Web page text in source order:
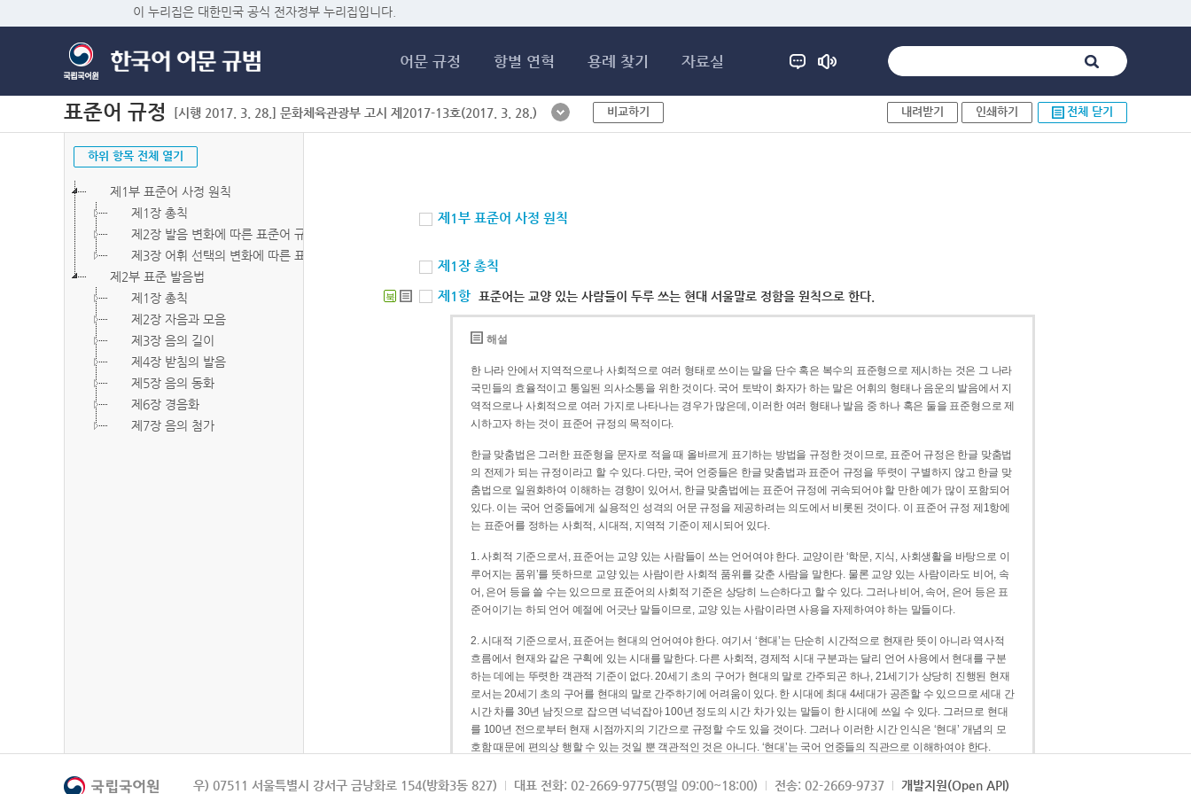
이 누리집은 대한민국 공식 전자정부 누리집입니다.
어문 규정 항별 연혁 용례 찾기 자료실
표준어 규정 [시행 2017. 3. 28.] 문화체육관광부 고시 제2017-13호(2017. 3. 28.) 비교하기 내려받기 인쇄하기 전체 닫기
하위 항목 전체 열기
제1부 표준어 사정 원칙
제1장 총칙
제2장 발음 변화에 따른 표준어 규정
제3장 어휘 선택의 변화에 따른 표준어 규정
제2부 표준 발음법
제1장 총칙
제2장 자음과 모음
제3장 음의 길이
제4장 받침의 발음
제5장 음의 동화
제6장 경음화
제7장 음의 첨가
제1부 표준어 사정 원칙
제1장 총칙
북 제1항 표준어는 교양 있는 사람들이 두루 쓰는 현대 서울말로 정함을 원칙으로 한다.
해설
한 나라 안에서 지역적으로나 사회적으로 여러 형태로 쓰이는 말을 단수 혹은 복수의 표준형으로 제시하는 것은 그 나라
국민들의 효율적이고 통일된 의사소통을 위한 것이다. 국어 토박이 화자가 하는 말은 어휘의 형태나 음운의 발음에서 지
역적으로나 사회적으로 여러 가지로 나타나는 경우가 많은데, 이러한 여러 형태나 발음 중 하나 혹은 둘을 표준형으로 제
시하고자 하는 것이 표준어 규정의 목적이다.
한글 맞춤법은 그러한 표준형을 문자로 적을 때 올바르게 표기하는 방법을 규정한 것이므로, 표준어 규정은 한글 맞춤법
의 전제가 되는 규정이라고 할 수 있다. 다만, 국어 언중들은 한글 맞춤법과 표준어 규정을 뚜렷이 구별하지 않고 한글 맞
춤법으로 일원화하여 이해하는 경향이 있어서, 한글 맞춤법에는 표준어 규정에 귀속되어야 할 만한 예가 많이 포함되어
있다. 이는 국어 언중들에게 실용적인 성격의 어문 규정을 제공하려는 의도에서 비롯된 것이다. 이 표준어 규정 제1항에
는 표준어를 정하는 사회적, 시대적, 지역적 기준이 제시되어 있다.
1. 사회적 기준으로서, 표준어는 교양 있는 사람들이 쓰는 언어여야 한다. 교양이란 ‘학문, 지식, 사회생활을 바탕으로 이
루어지는 품위’를 뜻하므로 교양 있는 사람이란 사회적 품위를 갖춘 사람을 말한다. 물론 교양 있는 사람이라도 비어, 속
어, 은어 등을 쓸 수는 있으므로 표준어의 사회적 기준은 상당히 느슨하다고 할 수 있다. 그러나 비어, 속어, 은어 등은 표
준어이기는 하되 언어 예절에 어긋난 말들이므로, 교양 있는 사람이라면 사용을 자제하여야 하는 말들이다.
2. 시대적 기준으로서, 표준어는 현대의 언어여야 한다. 여기서 ‘현대’는 단순히 시간적으로 현재란 뜻이 아니라 역사적
흐름에서 현재와 같은 구획에 있는 시대를 말한다. 다른 사회적, 경제적 시대 구분과는 달리 언어 사용에서 현대를 구분
하는 데에는 뚜렷한 객관적 기준이 없다. 20세기 초의 구어가 현대의 말로 간주되곤 하나, 21세기가 상당히 진행된 현재
로서는 20세기 초의 구어를 현대의 말로 간주하기에 어려움이 있다. 한 시대에 최대 4세대가 공존할 수 있으므로 세대 간
시간 차를 30년 남짓으로 잡으면 넉넉잡아 100년 정도의 시간 차가 있는 말들이 한 시대에 쓰일 수 있다. 그러므로 현대
를 100년 전으로부터 현재 시점까지의 기간으로 규정할 수도 있을 것이다. 그러나 이러한 시간 인식은 ‘현대’ 개념의 모
호함 때문에 편의상 행할 수 있는 것일 뿐 객관적인 것은 아니다. ‘현대’는 국어 언중들의 직관으로 이해하여야 한다.
3. 지역적 기준으로서, 표준어는 서울말이어야 한다. 이는 표준어의 공용어적 성격을 가장 크게 드러내 주는 기준이다.
우) 07511 서울특별시 강서구 금낭화로 154(방화3동 827) 대표 전화: 02-2669-9775(평일 09:00~18:00) 전송: 02-2669-9737 개발지원(Open API)